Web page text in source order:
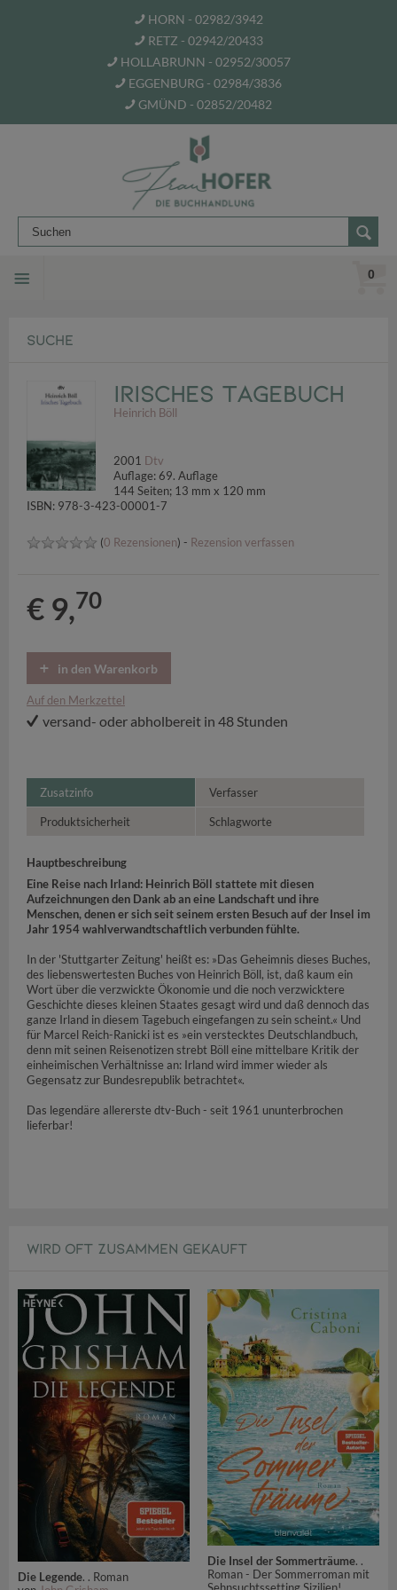
HORN - 02982/3942
RETZ - 02942/20433
HOLLABRUNN - 02952/30057
EGGENBURG - 02984/3836
GMÜND - 02852/20482
0
SUCHE
Irisches Tagebuch
Heinrich Böll
2001 Dtv
Auflage: 69. Auflage
144 Seiten; 13 mm x 120 mm
ISBN: 978-3-423-00001-7
(0 Rezensionen) - Rezension verfassen
€ 9,70
in den Warenkorb
Auf den Merkzettel
versand- oder abholbereit in 48 Stunden
Zusatzinfo Verfasser
Produktsicherheit Schlagworte
Hauptbeschreibung
Eine Reise nach Irland: Heinrich Böll stattete mit diesen
Aufzeichnungen den Dank ab an eine Landschaft und ihre
Menschen, denen er sich seit seinem ersten Besuch auf der Insel im
Jahr 1954 wahlverwandtschaftlich verbunden fühlte.
In der 'Stuttgarter Zeitung' heißt es: »Das Geheimnis dieses Buches,
des liebenswertesten Buches von Heinrich Böll, ist, daß kaum ein
Wort über die verzwickte Ökonomie und die noch verzwicktere
Geschichte dieses kleinen Staates gesagt wird und daß dennoch das
ganze Irland in diesem Tagebuch eingefangen zu sein scheint.« Und
für Marcel Reich-Ranicki ist es »ein verstecktes Deutschlandbuch,
denn mit seinen Reisenotizen strebt Böll eine mittelbare Kritik der
einheimischen Verhältnisse an: Irland wird immer wieder als
Gegensatz zur Bundesrepublik betrachtet«.
Das legendäre allererste dtv-Buch - seit 1961 ununterbrochen
lieferbar!
WIRD OFT ZUSAMMEN GEKAUFT
Die Legende. . Roman
Die Insel der Sommerträume. .
Roman - Der Sommerroman mit